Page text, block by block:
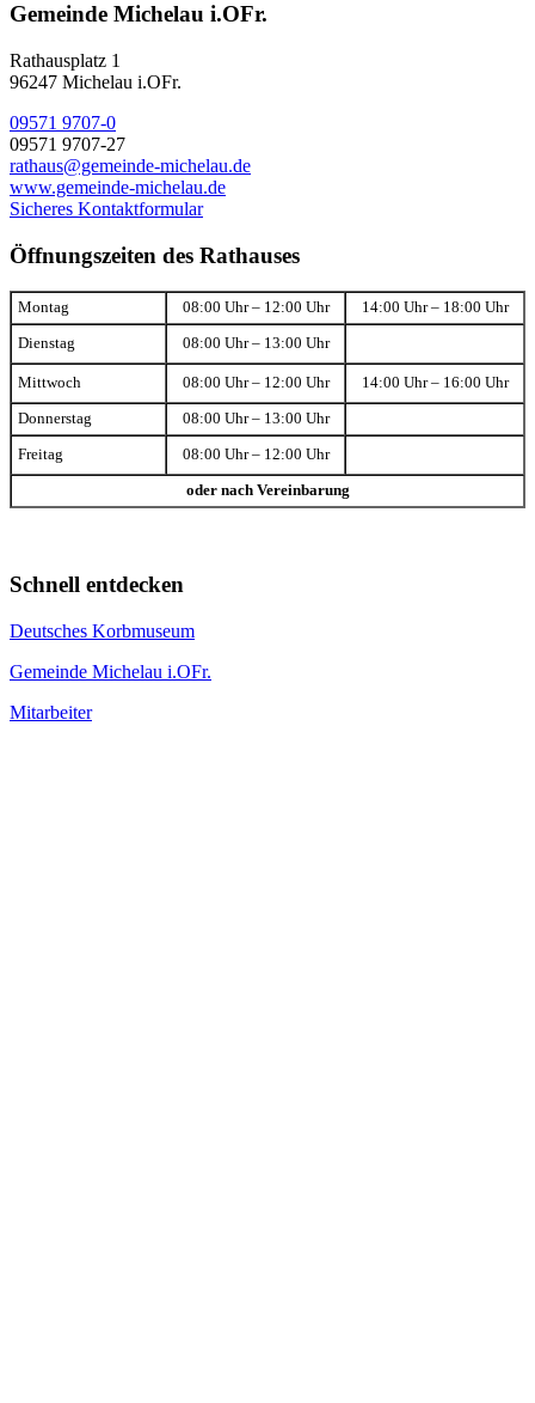
Gemeinde Michelau i.OFr.
Rathausplatz 1
96247 Michelau i.OFr.
09571 9707-0
09571 9707-27
rathaus@gemeinde-michelau.de
www.gemeinde-michelau.de
Sicheres Kontaktformular
Öffnungszeiten des Rathauses
Montag 08:00 Uhr – 12:00 Uhr 14:00 Uhr – 18:00 Uhr
Dienstag 08:00 Uhr – 13:00 Uhr
Mittwoch 08:00 Uhr – 12:00 Uhr 14:00 Uhr – 16:00 Uhr
Donnerstag 08:00 Uhr – 13:00 Uhr
Freitag 08:00 Uhr – 12:00 Uhr
oder nach Vereinbarung
Schnell entdecken
Deutsches Korbmuseum
Gemeinde Michelau i.OFr.
Mitarbeiter